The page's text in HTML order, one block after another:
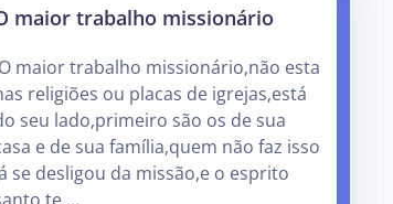
maior trabalho missionário
maior trabalho missionário,não esta
religiões ou placas de igrejas,está
seu lado,primeiro são os de sua
e de sua família,quem não faz isso
se desligou da missão,e o esprito